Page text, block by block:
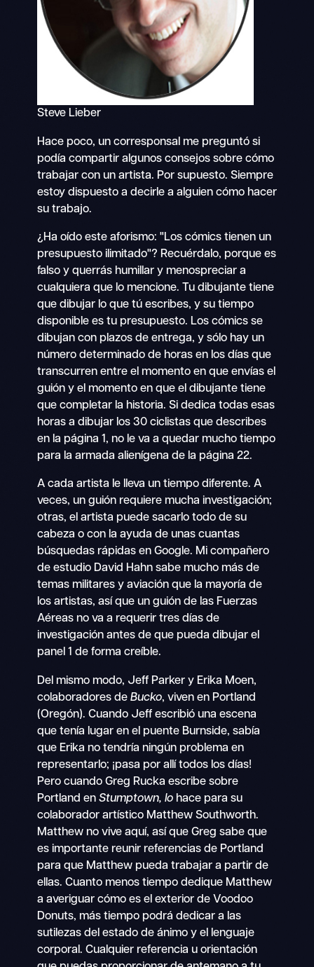
Steve Lieber
Hace poco, un corresponsal me preguntó si
podía compartir algunos consejos sobre cómo
trabajar con un artista. Por supuesto. Siempre
estoy dispuesto a decirle a alguien cómo hacer
su trabajo.
¿Ha oído este aforismo: "Los cómics tienen un
presupuesto ilimitado"? Recuérdalo, porque es
falso y querrás humillar y menospreciar a
cualquiera que lo mencione. Tu dibujante tiene
que dibujar lo que tú escribes, y su tiempo
disponible es tu presupuesto. Los cómics se
dibujan con plazos de entrega, y sólo hay un
número determinado de horas en los días que
transcurren entre el momento en que envías el
guión y el momento en que el dibujante tiene
que completar la historia. Si dedica todas esas
horas a dibujar los 30 ciclistas que describes
en la página 1, no le va a quedar mucho tiempo
para la armada alienígena de la página 22.
A cada artista le lleva un tiempo diferente. A
veces, un guión requiere mucha investigación;
otras, el artista puede sacarlo todo de su
cabeza o con la ayuda de unas cuantas
búsquedas rápidas en Google. Mi compañero
de estudio David Hahn sabe mucho más de
temas militares y aviación que la mayoría de
los artistas, así que un guión de las Fuerzas
Aéreas no va a requerir tres días de
investigación antes de que pueda dibujar el
panel 1 de forma creíble.
Del mismo modo, Jeff Parker y Erika Moen,
colaboradores de Bucko, viven en Portland
(Oregón). Cuando Jeff escribió una escena
que tenía lugar en el puente Burnside, sabía
que Erika no tendría ningún problema en
representarlo; ¡pasa por allí todos los días!
Pero cuando Greg Rucka escribe sobre
Portland en Stumptown, lohace para su
colaborador artístico Matthew Southworth.
Matthew no vive aquí, así que Greg sabe que
es importante reunir referencias de Portland
para que Matthew pueda trabajar a partir de
ellas. Cuanto menos tiempo dedique Matthew
a averiguar cómo es el exterior de Voodoo
Donuts, más tiempo podrá dedicar a las
sutilezas del estado de ánimo y el lenguaje
corporal. Cualquier referencia u orientación